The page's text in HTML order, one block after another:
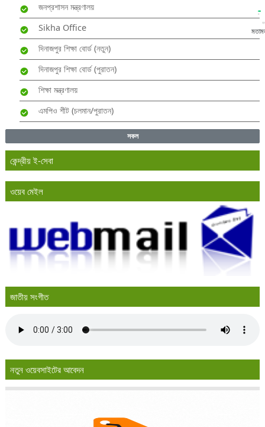
জনপ্রশাসন মন্ত্রণালয়
Sikha Office
দিনাজপুর শিক্ষা বোর্ড (নতুন)
দিনাজপুর শিক্ষা বোর্ড (পুরাতন)
শিক্ষা মন্ত্রণালয়
এমপিও শীট (চলমান/পুরাতন)
সকল
কেন্দ্রীয় ই-সেবা
ওয়েব মেইল
জাতীয় সংগীত
নতুন ওয়েবসাইটের আবেদন